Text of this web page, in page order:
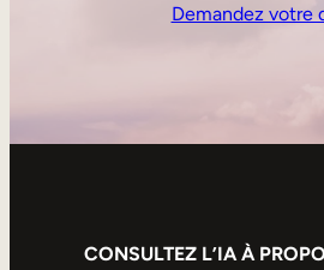
Demandez votre
CONSULTEZ L’IA À